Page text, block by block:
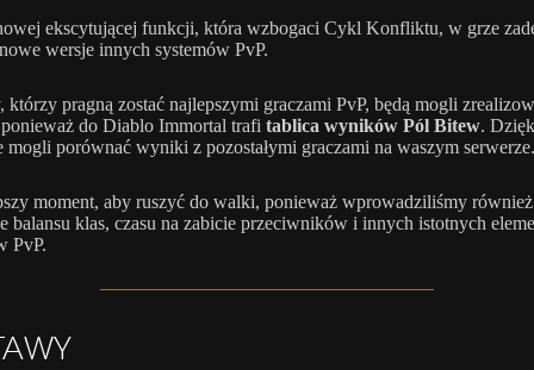
ekscytującej funkcji, która wzbogaci Cykl Konfliktu, w grze
wersje innych systemów PvP.
którzy pragną zostać najlepszymi graczami PvP, będą mogli
do Diablo Immortal trafi tablica wyników Pól Bitew.
mogli porównać wyniki z pozostałymi graczami na waszym serwerze.
moment, aby ruszyć do walki, ponieważ wprowadziliśmy
balansu klas, czasu na zabicie przeciwników i innych istotnych
PvP.